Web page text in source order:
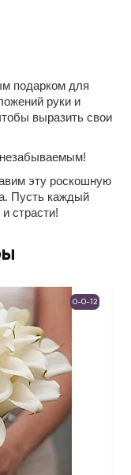
подарком для
руки и
выразить свои
незабываемым!
эту роскошную
Пусть каждый
страсти!
0-0-12